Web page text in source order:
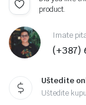
product.
Imate
(+387)
Uštedite
Uštedite